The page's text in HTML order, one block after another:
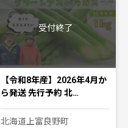
受付終了
【令和8年産】2026年4月か
ら発送 先行予約 北…
北海道上富良野町